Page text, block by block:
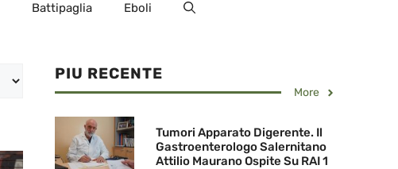
Battipaglia Eboli
PIU RECENTE
More
Tumori Apparato Digerente. Il
Gastroenterologo Salernitano
Attilio Maurano Ospite Su RAI 1